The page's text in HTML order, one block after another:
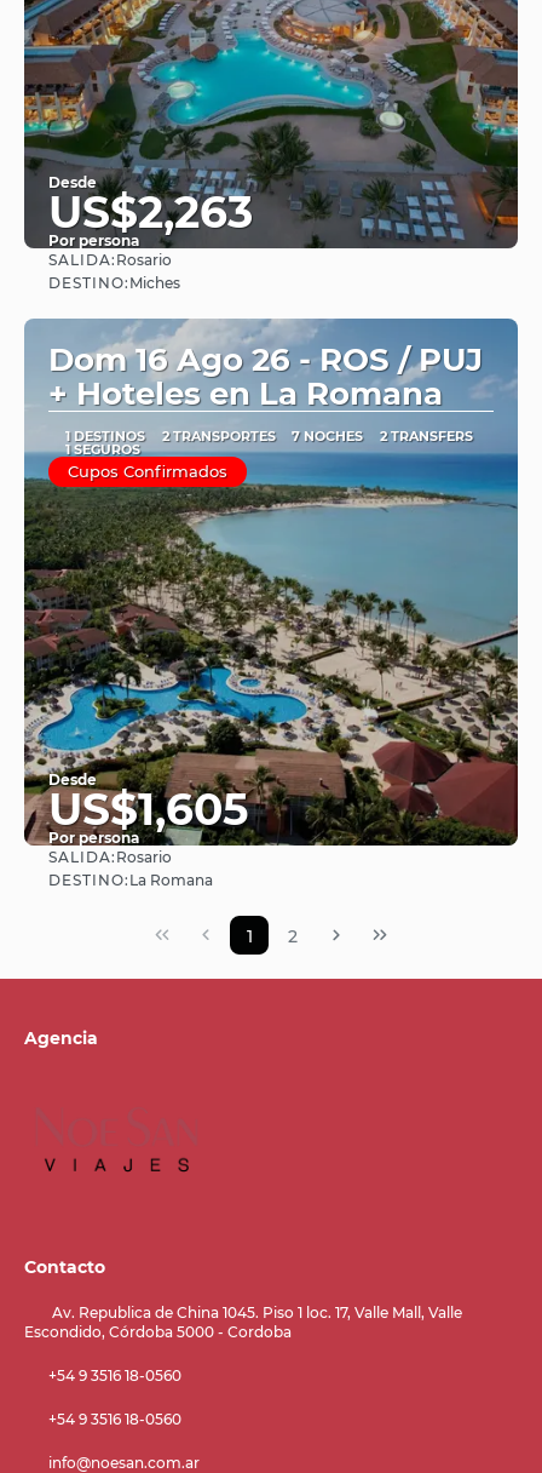
Desde
US$2,263
Por persona
SALIDA: Rosario
DESTINO: Miches
Dom 16 Ago 26 - ROS / PUJ
+ Hoteles en La Romana
1 DESTINOS 2 TRANSPORTES 7 NOCHES 2 TRANSFERS
1 SEGUROS
Cupos Confirmados
Desde
US$1,605
Por persona
SALIDA: Rosario
DESTINO: La Romana
1 2
Agencia
Contacto
Av. Republica de China 1045. Piso 1 loc. 17, Valle Mall, Valle
Escondido, Córdoba 5000 - Cordoba
+54 9 3516 18-0560
+54 9 3516 18-0560
info@noesan.com.ar